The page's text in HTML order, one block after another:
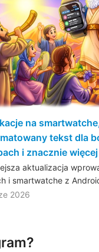
na
tekst dla
i znacznie więcej
aktualizacja
i smartwatche z
2026